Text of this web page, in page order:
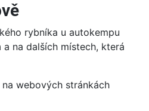
rybníka u autokempu
na dalších místech, která
webových stránkách